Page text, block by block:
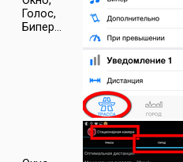
Голос,
Бипер...